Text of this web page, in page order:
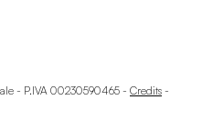
- P.IVA 00230590465 - Credits -